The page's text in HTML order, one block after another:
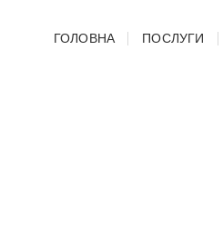
ГОЛОВНА ПОСЛУГИ